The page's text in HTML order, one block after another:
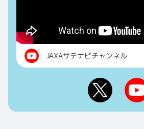
JAXAサテナビチャンネル